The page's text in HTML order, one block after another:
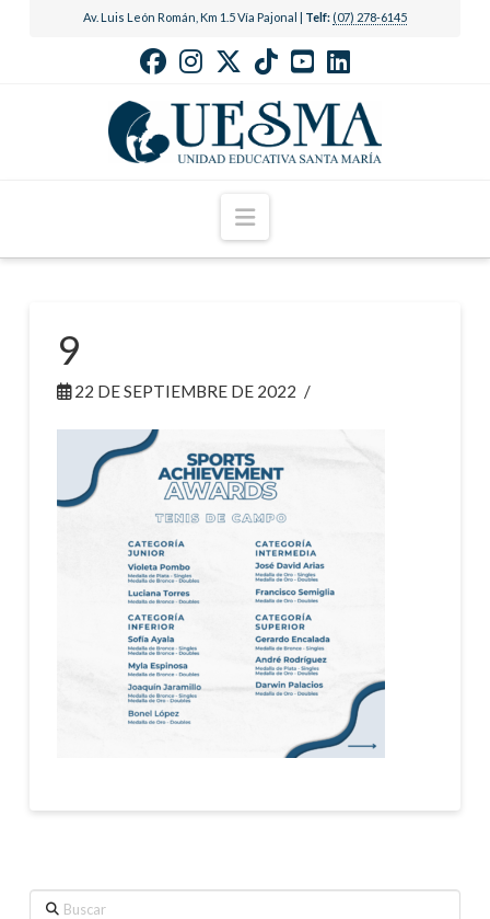
Av. Luis León Román, Km 1.5 Vía Pajonal | Telf: (07) 278-6145
Navigation
9
22 DE SEPTIEMBRE DE 2022
Buscar